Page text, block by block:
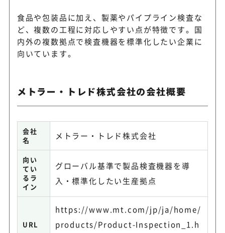
食品や包装品に加え、製薬やパイプライン検査な
ど、複数の工程に対応しやすい点が特徴です。国
内外の複数拠点で検査機器を標準化したい企業に
向いています。
メトラー・トレド株式会社の会社概要
会社
名
メトラー・トレド株式会社
向い
てい
るラ
イン
グローバル基準で製品検査機器を導
入・標準化したい生産拠点
URL
https://www.mt.com/jp/ja/home/
products/Product-Inspection_1.h